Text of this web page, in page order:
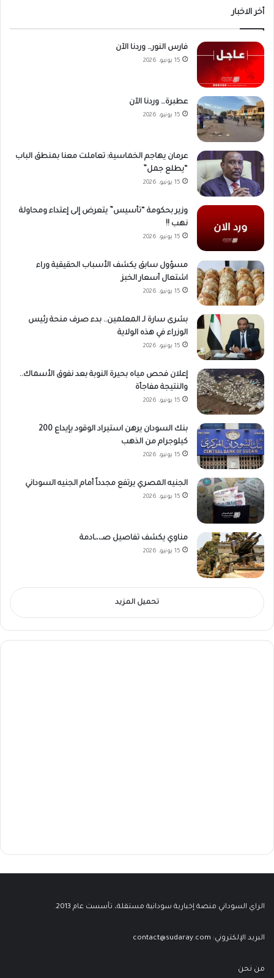
أخر الاخبار
فارس النور… وردنا الآن
15 يونيو، 2026
عطبرة… وردنا الآن
15 يونيو، 2026
عرمان يهاجم الخماسية: تعاملت معنا بمنطق الباب
“يطلع جمل”
15 يونيو، 2026
وزير بحكومة “تأسيس” يتعرض إلى إعتداء ومحاولة
نهب !!
15 يونيو، 2026
مسؤول سابق يكشف الأسباب الحقيقية وراء
اشتعال أسعار الخبز
15 يونيو، 2026
بشرى سارة لـ المعلمين.. بدء صرف منحة رئيس
الوزراء في هذه الولاية
15 يونيو، 2026
إعلان فحص مياه بحيرة النوبة بعد نفوق الأسماك..
والنتيجة مفاجأة
15 يونيو، 2026
بنك السودان يرهن استيراد الوقود بإيداع 200
كيلوجرام من الذهب
15 يونيو، 2026
الجنيه المصري يرتفع مجدداً أمام الجنيه السوداني
15 يونيو، 2026
مناوي يكشف تفاصيل صـ،،ـادمة
15 يونيو، 2026
تحميل المزيد
الراي السوداني منصة إخبارية سودانية مستقلة، تأسست عام 2013.
البريد الإلكتروني: contact@sudaray.com
من نحن